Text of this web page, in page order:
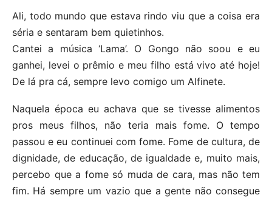
Ali, todo mundo que estava rindo viu que a coisa era
séria e sentaram bem quietinhos.
Cantei a música ‘Lama’. O Gongo não soou e eu
ganhei, levei o prêmio e meu filho está vivo até hoje!
De lá pra cá, sempre levo comigo um Alfinete.
Naquela época eu achava que se tivesse alimentos
pros meus filhos, não teria mais fome. O tempo
passou e eu continuei com fome. Fome de cultura, de
dignidade, de educação, de igualdade e, muito mais,
percebo que a fome só muda de cara, mas não tem
fim. Há sempre um vazio que a gente não consegue